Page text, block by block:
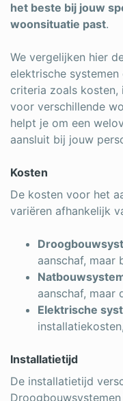
het beste bij jouw
woonsituatie past.
We vergelijken hier
elektrische
criteria zoals
voor verschillende
helpt je om een
aansluit bij jouw
Kosten
De kosten voor het
variëren afhankelijk
aanschaf, maar
aanschaf, maar
Elektrische
Installatietijd
De installatietijd